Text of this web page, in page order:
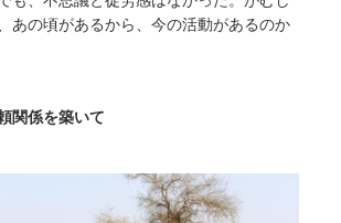
あの頃があるから、今の活動があるのか
関係を築いて